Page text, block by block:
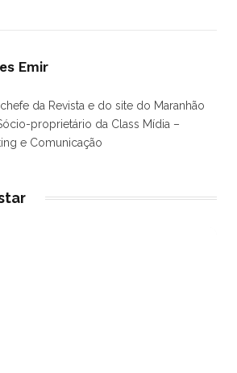
Emir
da Revista e do site do Maranhão
proprietário da Class Mídia –
e Comunicação